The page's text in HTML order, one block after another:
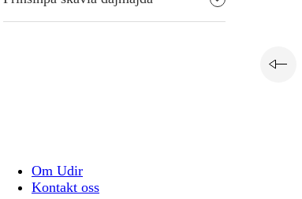
Om Udir
Kontakt oss